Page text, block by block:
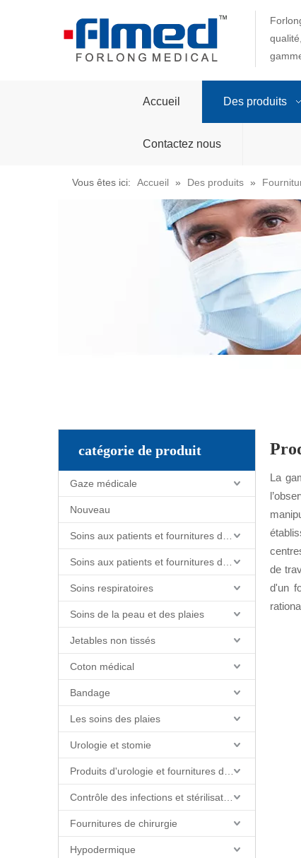
Accueil Des produits
Contactez nous
Vous êtes ici: Accueil » Des produits »
catégorie de produit
Gaze médicale
Nouveau
Soins respiratoires
Soins de la peau et des plaies
Jetables non tissés
Coton médical
Bandage
Les soins des plaies
Urologie et stomie
Fournitures de chirurgie
Hypodermique
La
de
d'un